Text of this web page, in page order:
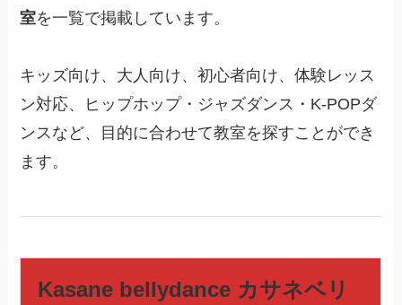
室を一覧で掲載しています。
キッズ向け、大人向け、初心者向け、体験レッス
ン対応、ヒップホップ・ジャズダンス・K-POPダ
ンスなど、目的に合わせて教室を探すことができ
ます。
Kasane bellydance カサネベリ